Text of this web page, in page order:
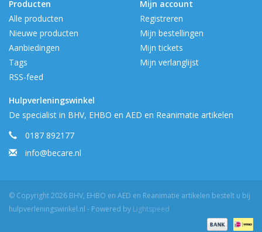
Producten
Alle producten
Nieuwe producten
Aanbiedingen
Tags
RSS-feed
Mijn account
Registreren
Mijn bestellingen
Mijn tickets
Mijn verlanglijst
Hulpverleningswinkel
De specialist in BHV, EHBO en AED en Reanimatie artikelen
0187 892177
info@becare.nl
© Copyright 2026 BHV, EHBO en AED en Reanimatie artikelen bestelt u bij
hulpverleningswinkel.nl - Powered by Lightspeed